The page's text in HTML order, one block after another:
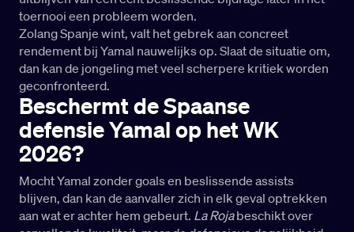
toernooi een probleem worden.
Zolang Spanje wint, valt het gebrek aan concreet
rendement bij Yamal nauwelijks op. Slaat de situatie om,
dan kan de jongeling met veel scherpere kritiek worden
geconfronteerd.
Beschermt de Spaanse
defensie Yamal op het WK
2026?
Mocht Yamal zonder goals en beslissende assists
blijven, dan kan de aanvaller zich in elk geval optrekken
aan wat er achter hem gebeurt. La Rojabeschikt over